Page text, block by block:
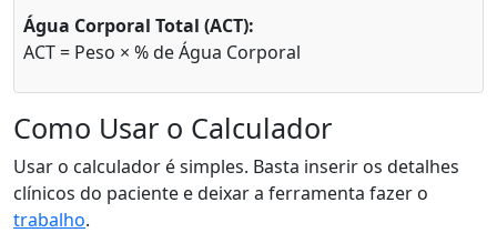
Água Corporal Total (ACT):
ACT = Peso × % de Água Corporal
Como Usar o Calculador
Usar o calculador é simples. Basta inserir os detalhes
clínicos do paciente e deixar a ferramenta fazer o
trabalho.